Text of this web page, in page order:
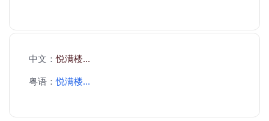
中文：悦满楼...
粤语：悦满楼...